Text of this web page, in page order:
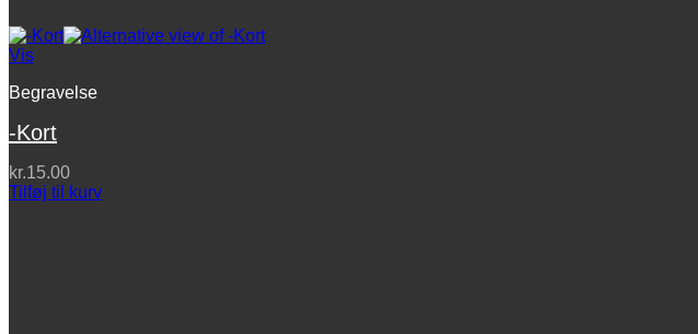
Vis
Begravelse
-Kort
kr.15.00
Tilføj til kurv